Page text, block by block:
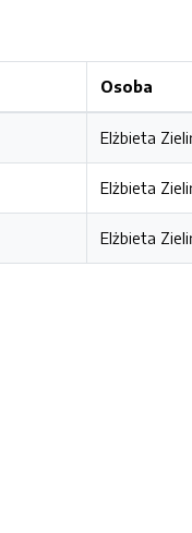
Osoba
Elżbieta
Elżbieta
Elżbieta